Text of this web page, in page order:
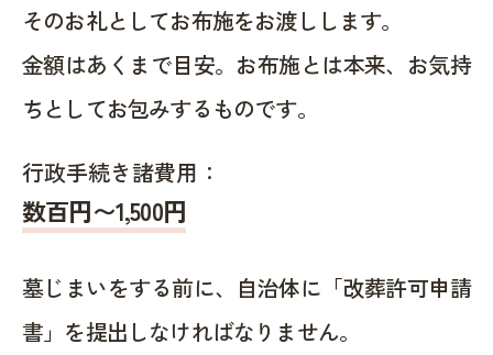
そのお礼としてお布施をお渡しします。
金額はあくまで目安。お布施とは本来、お気持
ちとしてお包みするものです。
行政手続き諸費用：
数百円〜1,500円
墓じまいをする前に、自治体に「改葬許可申請
書」を提出しなければなりません。